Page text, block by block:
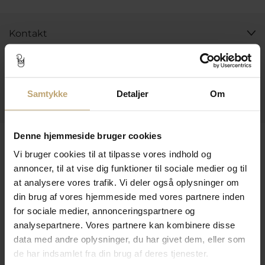
Samtykke Detaljer Om
Denne hjemmeside bruger cookies
Vi bruger cookies til at tilpasse vores indhold og
annoncer, til at vise dig funktioner til sociale medier og til
at analysere vores trafik. Vi deler også oplysninger om
din brug af vores hjemmeside med vores partnere inden
for sociale medier, annonceringspartnere og
analysepartnere. Vores partnere kan kombinere disse
data med andre oplysninger, du har givet dem, eller som
de har indsamlet fra din brug af deres tjenester.
Kontakt
Åbningstider I Butikken
Praktiske Sider
Leveringsmuligheder
Betalingsmuligheder
Sikker Og Tryg E-Handel